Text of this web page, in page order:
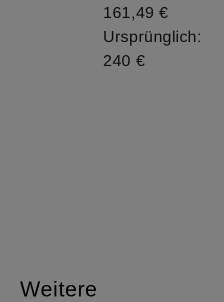
161,49 €
Ursprünglich:
240 €
Weitere